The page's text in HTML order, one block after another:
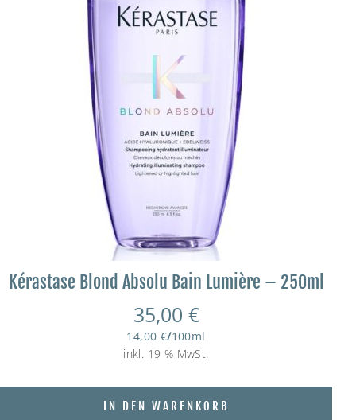
Kérastase Blond Absolu Bain Lumière – 250ml
35,00 €
14,00 €/100ml
inkl. 19 % MwSt.
IN DEN WARENKORB